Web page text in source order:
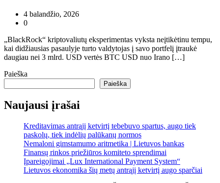
4 balandžio, 2026
0
„BlackRock“ kriptovaliutų eksperimentas vyksta neįtikėtinu tempu,
kai didžiausias pasaulyje turto valdytojas į savo portfelį įtraukė
daugiau nei 3 mlrd. USD vertės BTC USD nuo Irano […]
Paieška
Paieška
Naujausi įrašai
Kreditavimas antrąjį ketvirtį tebebuvo spartus, augo tiek
paskolų, tiek indėlių palūkanų normos
Nemaloni gimstamumo aritmetika | Lietuvos bankas
Finansų rinkos priežiūros komiteto sprendimai
Įpareigojimai „Lux International Payment System“
Lietuvos ekonomika šių metų antrąjį ketvirtį augo sparčiai